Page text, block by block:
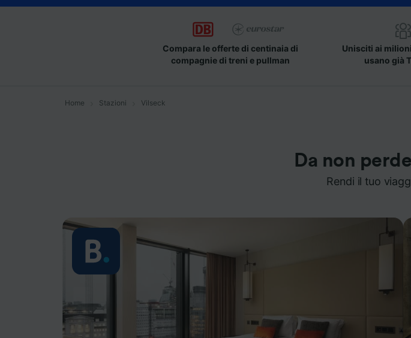
Compara le offerte di centinaia di
compagnie di treni e pullman
Unisciti ai
usano già
Home Stazioni Vilseck
Da non
Rendi il tuo